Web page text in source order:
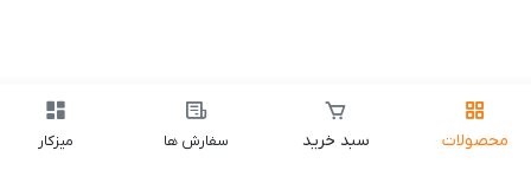
محصولات سبد خرید سفارش ها میزکار